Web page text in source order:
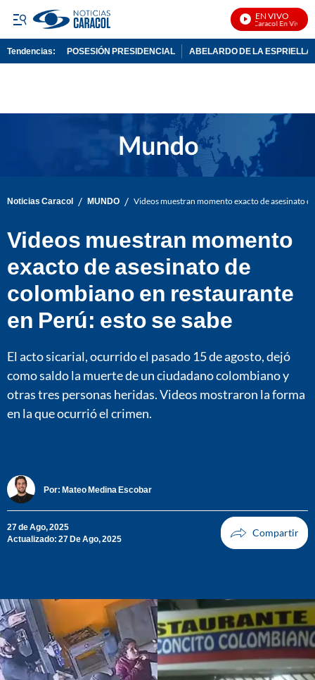
EN VIVO
Noticias Caracol En Vivo
Tendencias: POSESIÓN PRESIDENCIAL ABELARDO DE LA ESPRIELLA
Noticias Caracol / MUNDO / Videos muestran momento exacto de asesinato
Videos muestran momento
exacto de asesinato de
colombiano en restaurante
en Perú: esto se sabe
El acto sicarial, ocurrido el pasado 15 de agosto, dejó
como saldo la muerte de un ciudadano colombiano y
otras tres personas heridas. Videos mostraron la forma
en la que ocurrió el crimen.
Por: Mateo Medina Escobar
27 de Ago, 2025
Actualizado: 27 De Ago, 2025